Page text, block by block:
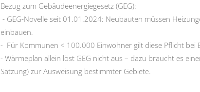
Bezug zum Gebäudeenergiegesetz (GEG):
- GEG-Novelle seit 01.01.2024: Neubauten müssen
einbauen.
- Für Kommunen < 100.000 Einwohner gilt diese Pflicht bei
- Wärmeplan allein löst GEG nicht aus – dazu braucht es
Satzung) zur Ausweisung bestimmter Gebiete.